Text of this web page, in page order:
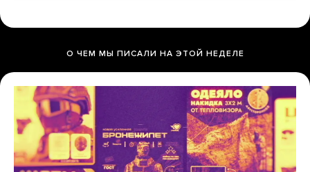
О ЧЕМ МЫ ПИСАЛИ НА ЭТОЙ НЕДЕЛЕ